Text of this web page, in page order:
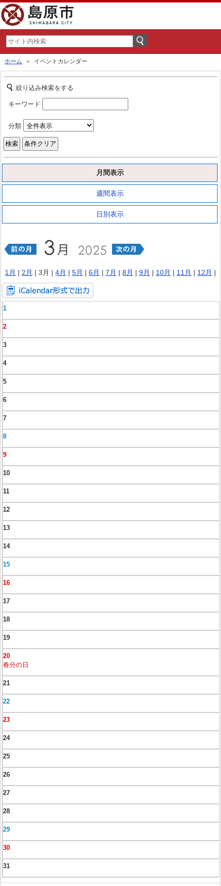
ホーム ＞ イベントカレンダー
絞り込み検索をする
キーワード
分類
月間表示
週間表示
日別表示
1月 | 2月 | 3月 | 4月 | 5月 | 6月 | 7月 | 8月 | 9月 | 10月 | 11月 | 12月 |
1
2
3
4
5
6
7
8
9
10
11
12
13
14
15
16
17
18
19
20
春分の日
21
22
23
24
25
26
27
28
29
30
31